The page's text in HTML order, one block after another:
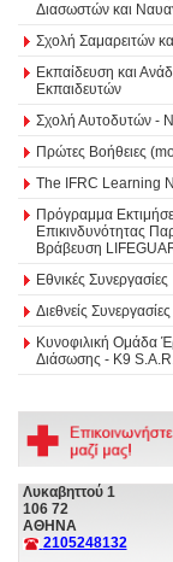
Διασωστών και
Σχολή Σαμαρειτών
Εκπαίδευση και
Εκπαιδευτών
Σχολή Αυτοδυτών -
Πρώτες Βοήθειες
The IFRC Learning
Πρόγραμμα
Επικινδυνότητας
Βράβευση
Εθνικές Συνεργασίες
Διεθνείς Συνεργασίες
Κυνοφιλική Ομάδα
Διάσωσης - Κ9
Λυκαβηττού 1
106 72
ΑΘΗΝΑ
2105248132